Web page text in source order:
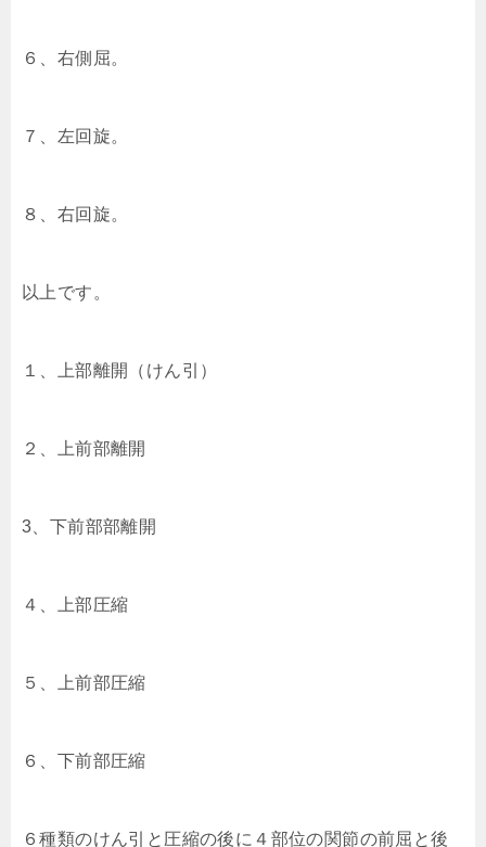
６、右側屈。
７、左回旋。
８、右回旋。
以上です。
１、上部離開（けん引）
２、上前部離開
3、下前部部離開
４、上部圧縮
５、上前部圧縮
６、下前部圧縮
６種類のけん引と圧縮の後に４部位の関節の前屈と後